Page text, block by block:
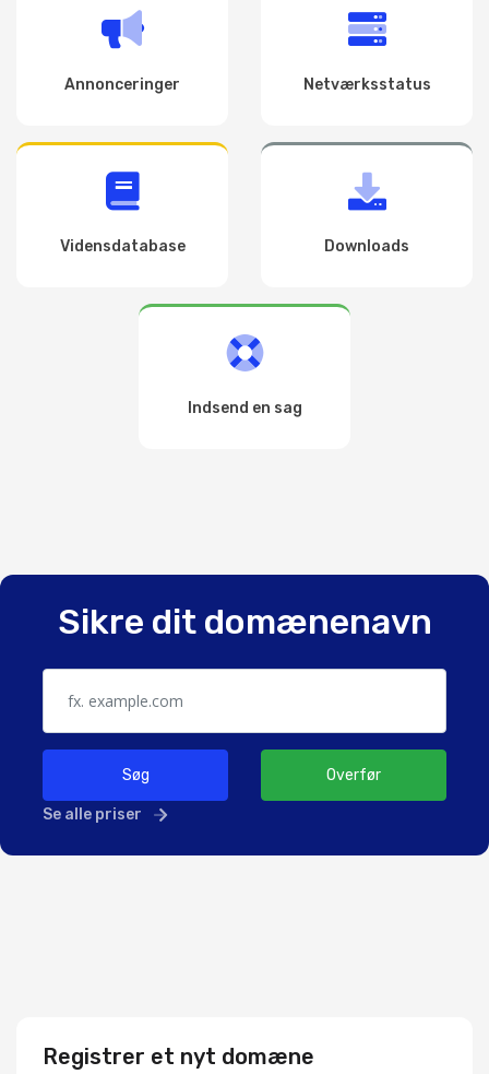
Annonceringer Netværksstatus
Vidensdatabase Downloads
Indsend en sag
Sikre dit domænenavn
Søg Overfør
Se alle priser
Registrer et nyt domæne